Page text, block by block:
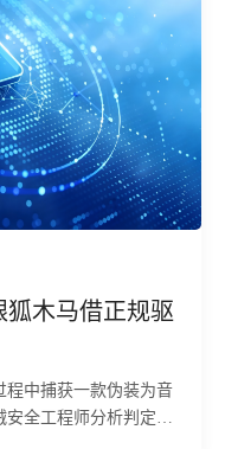
木马借正规驱
程中捕获一款伪装为音
全工程师分析判定，